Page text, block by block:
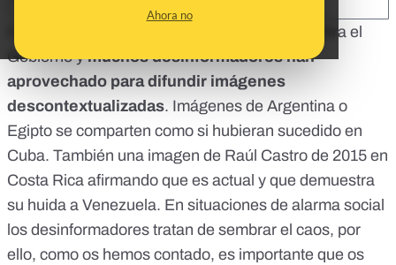
Ahora no
Cuba está viviendo una serie de protestas contra el
Gobierno ymuchos desinformadores han
aprovechado para difundir imágenes
descontextualizadas. Imágenes de Argentina o
Egipto se comparten como si hubieran sucedido en
Cuba. También una imagen de Raúl Castro de 2015 en
Costa Rica afirmando que es actual y que demuestra
su huida a Venezuela. En situaciones de alarma social
los desinformadores tratan de sembrar el caos, por
ello, como os hemos contado, es importante que os